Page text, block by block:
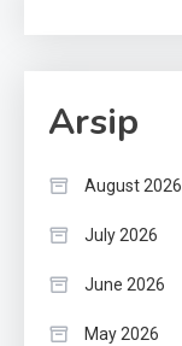
Arsip
August 2026
July 2026
June 2026
May 2026